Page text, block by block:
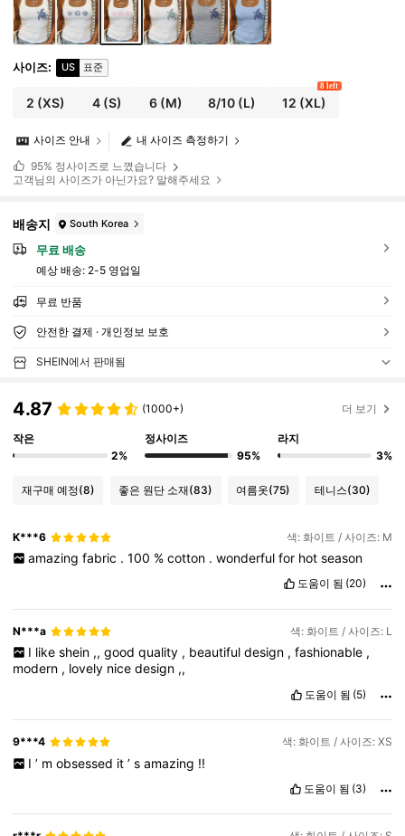
사이즈: US 표준
2 (XS) 4(S) 6(M) 8/10 (L) 12 (XL)
8 left
내 사이즈 측정하기
사이즈 안내
95% 정사이즈로 느꼈습니다
고객님의 사이즈가 아닌가요? 말해주세요
배송지 South Korea
무료 배송
예상 배송: 2-5 영업일
무료 반품
안전한 결제 · 개인정보 보호
SHEIN에서 판매됨
4.87 (1000+) 더 보기
작은
2%
정사이즈
95%
라지
3%
재구매 예정(8) 좋은 원단 소재(83) 여름옷(75) 테니스(30)
K***6 색: 화이트 / 사이즈: M
amazing fabric . 100 % cotton . wonderful for hot season
도움이 됨 (20)
N***a 색: 화이트 / 사이즈: L
I like shein ,, good quality , beautiful design , fashionable ,
modern , lovely nicedesign ,,
도움이 됨 (5)
9***4 색: 화이트 / 사이즈: XS
I ’ m obsessed it ’ s amazing !!
도움이 됨 (3)